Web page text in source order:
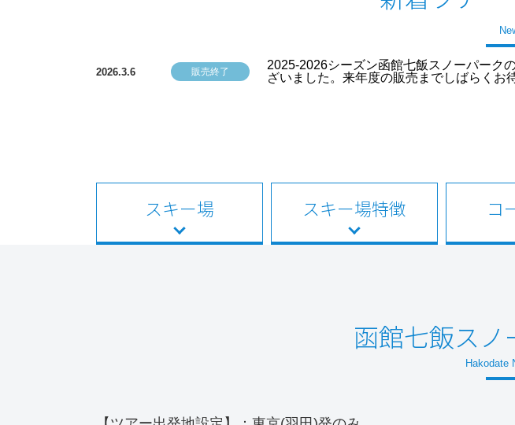
2026.3.6 販売終了
2025-2026シーズン函館七飯スノーパーク
ざいました。来年度の販売までしばらくお
スキー場 スキー場特徴 コ
函館七飯スノ
Hakodate